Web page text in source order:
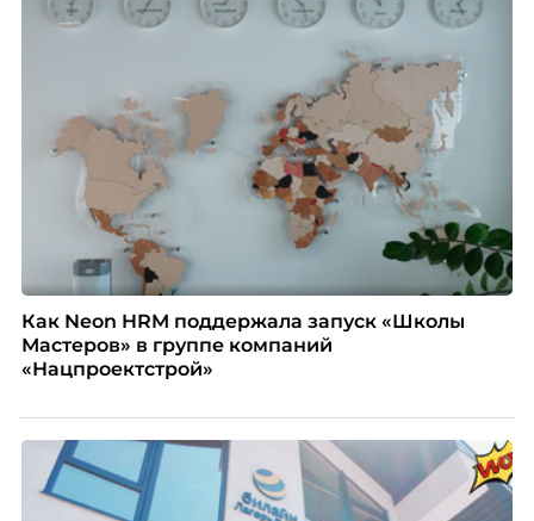
Как Neon HRM поддержала запуск «Школы
Мастеров» в группе компаний
«Нацпроектстрой»